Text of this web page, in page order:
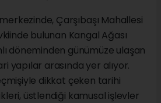
Çarşıbaşı Mahallesi
bulunan Kangal Ağası
döneminden günümüze ulaşan
yapılar arasında yer alıyor.
dikkat çeken tarihi
üstlendiği kamusal işlevler